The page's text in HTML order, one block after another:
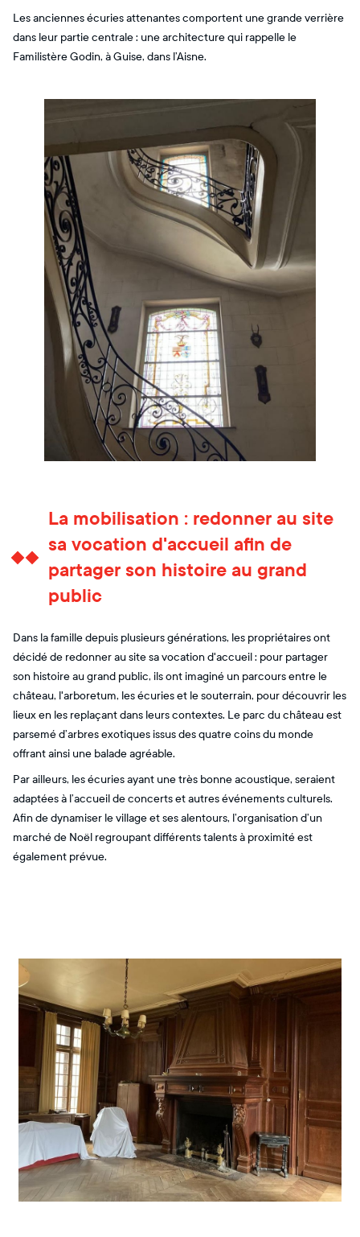
Les anciennes écuries attenantes comportent une grande verrière
dans leur partie centrale : une architecture qui rappelle le
Familistère Godin, à Guise, dans l’Aisne.
La mobilisation : redonner au site
sa vocation d'accueil afin de
partager son histoire au grand
public
Dans la famille depuis plusieurs générations, les propriétaires ont
décidé de redonner au site sa vocation d'accueil : pour partager
son histoire au grand public, ils ont imaginé un parcours entre le
château, l'arboretum, les écuries et le souterrain, pour découvrir les
lieux en les replaçant dans leurs contextes. Le parc du château est
parsemé d’arbres exotiques issus des quatre coins du monde
offrant ainsi une balade agréable.
Par ailleurs, les écuries ayant une très bonne acoustique, seraient
adaptées à l’accueil de concerts et autres événements culturels.
Afin de dynamiser le village et ses alentours, l’organisation d’un
marché de Noël regroupant différents talents à proximité est
également prévue.